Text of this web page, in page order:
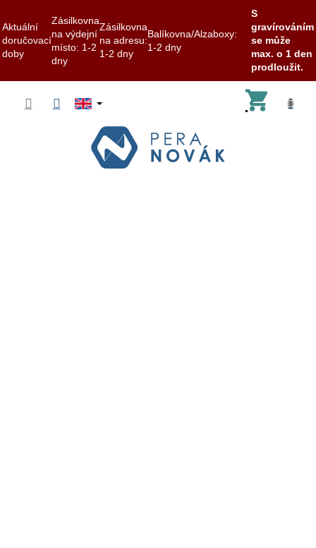
Aktuální
doručovací
doby
Zásilkovna
na výdejní
místo: 1-2
dny
Zásilkovna
na adresu:
1-2 dny
Balíkovna/Alzaboxy:
1-2 dny
S
gravírováním
se může
max. o 1 den
prodloužit.